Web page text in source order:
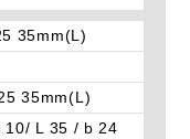
35mm(L)
35mm(L)
10/ L 35 / b 24